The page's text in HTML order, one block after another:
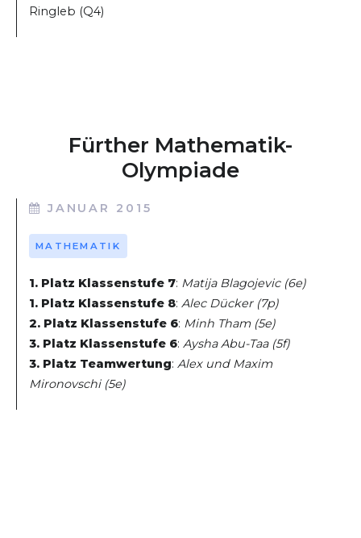
Ringleb (Q4)
Fürther Mathematik-
Olympiade
JANUAR 2015
MATHEMATIK
1. Platz Klassenstufe 7: Matija Blagojevic (6e)
1. Platz Klassenstufe 8: Alec Dücker (7p)
2. Platz Klassenstufe 6: Minh Tham (5e)
3. Platz Klassenstufe 6: Aysha Abu-Taa (5f)
3. Platz Teamwertung: Alex und Maxim
Mironovschi (5e)